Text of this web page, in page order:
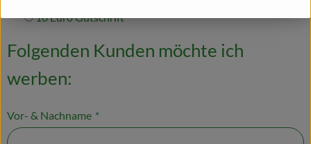
10 Euro Gutschrift
Folgenden Kunden möchte ich
werben:
Vor- & Nachname *